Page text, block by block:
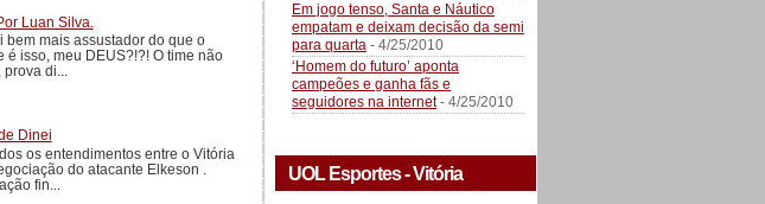
Luan Silva.
bem mais assustador do que o
é isso, meu DEUS?!?! O time não
di...
Dinei
os entendimentos entre o Vitória
do atacante Elkeson .
fin...
Em jogo tenso, Santa e Náutico
empatam e deixam decisão da semi
para quarta - 4/25/2010
‘Homem do futuro’ aponta
campeões e ganha fãs e
seguidores na internet- 4/25/2010
UOL Esportes - Vitória